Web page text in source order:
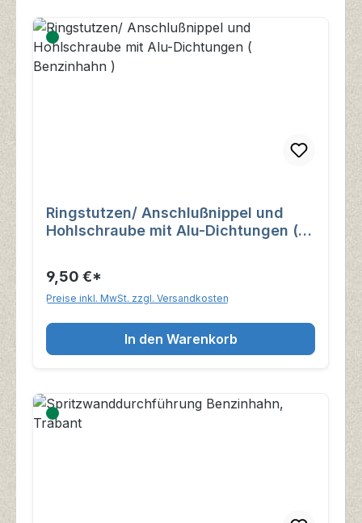
Ringstutzen/ Anschlußnippel und
Hohlschraube mit Alu-Dichtungen (
9,50 €*
Preise inkl. MwSt. zzgl. Versandkosten
In den Warenkorb